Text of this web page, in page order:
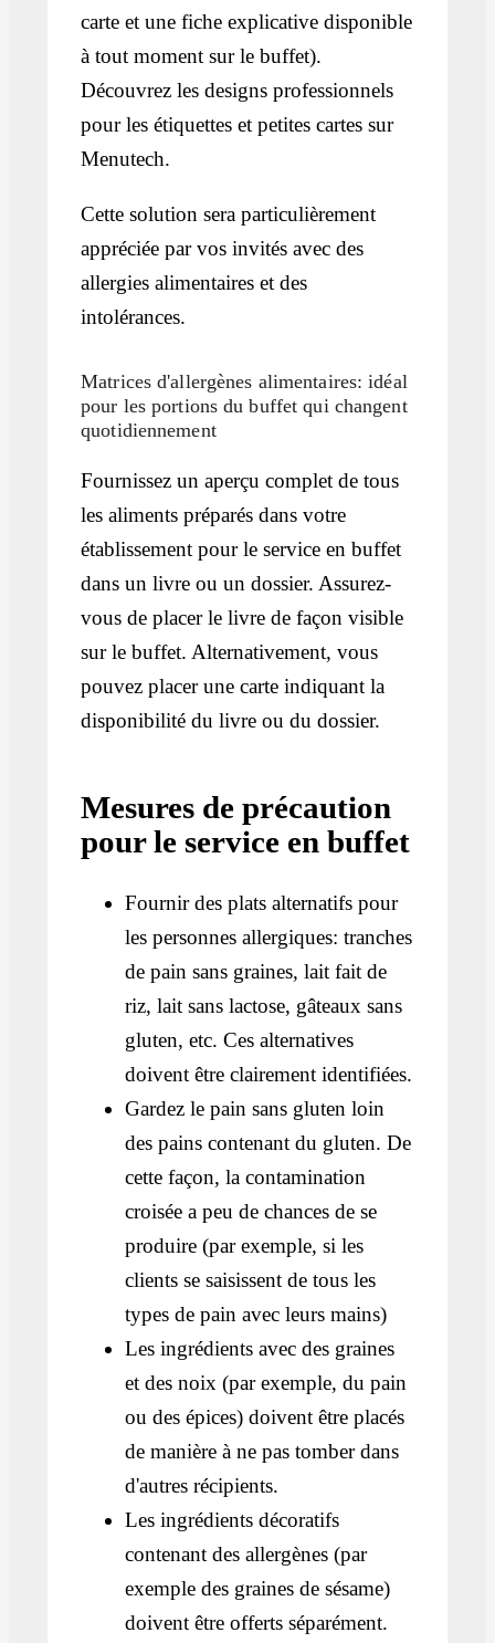
carte et une fiche explicative disponible
à tout moment sur le buffet).
Découvrez les designs professionnels
pour les étiquettes et petites cartes sur
Menutech.
Cette solution sera particulièrement
appréciée par vos invités avec des
allergies alimentaires et des
intolérances.
Matrices d'allergènes alimentaires: idéal
pour les portions du buffet qui changent
quotidiennement
Fournissez un aperçu complet de tous
les aliments préparés dans votre
établissement pour le service en buffet
dans un livre ou un dossier. Assurez-
vous de placer le livre de façon visible
sur le buffet. Alternativement, vous
pouvez placer une carte indiquant la
disponibilité du livre ou du dossier.
Mesures de précaution
pour le service en buffet
Fournir des plats alternatifs pour
les personnes allergiques: tranches
de pain sans graines, lait fait de
riz, lait sans lactose, gâteaux sans
gluten, etc. Ces alternatives
doivent être clairement identifiées.
Gardez le pain sans gluten loin
des pains contenant du gluten. De
cette façon, la contamination
croisée a peu de chances de se
produire (par exemple, si les
clients se saisissent de tous les
types de pain avec leurs mains)
Les ingrédients avec des graines
et des noix (par exemple, du pain
ou des épices) doivent être placés
de manière à ne pas tomber dans
d'autres récipients.
Les ingrédients décoratifs
contenant des allergènes (par
exemple des graines de sésame)
doivent être offerts séparément.